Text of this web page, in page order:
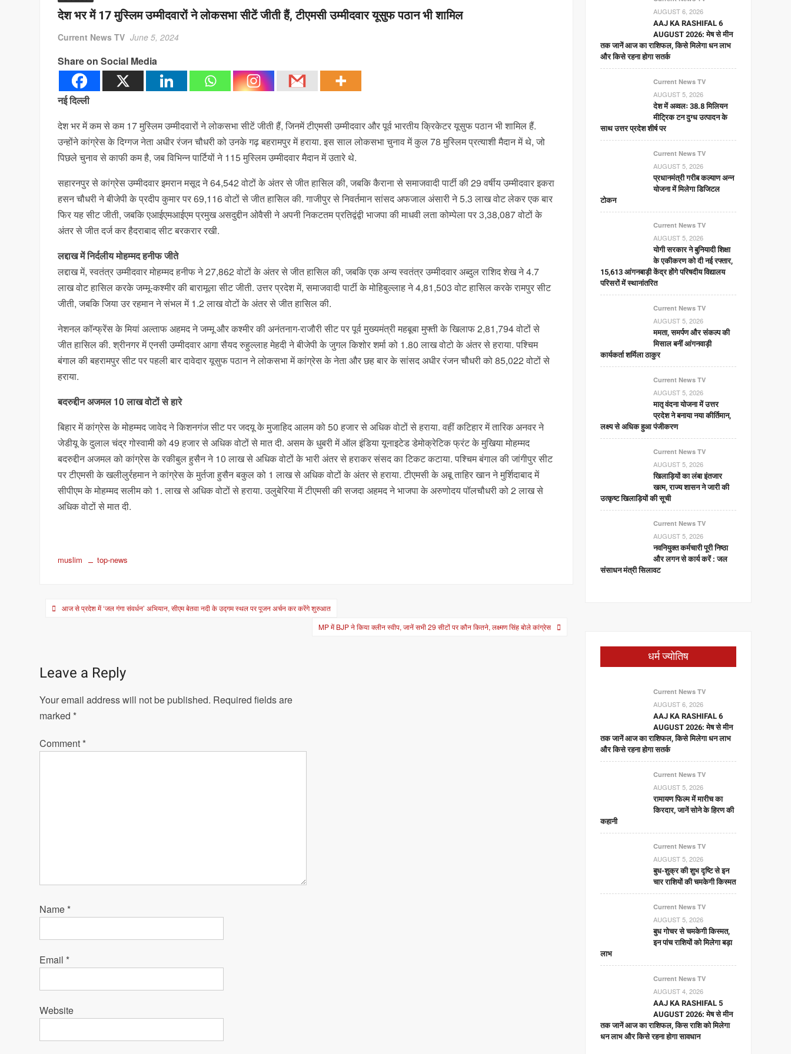
देश भर में 17 मुस्लिम उम्मीदवारों ने लोकसभा सीटें जीती हैं, टीएमसी उम्मीदवार यूसुफ पठान भी शामिल
Current News TV June 5, 2024
Share on Social Media
नई दिल्ली
देश भर में कम से कम 17 मुस्लिम उम्मीदवारों ने लोकसभा सीटें जीती हैं, जिनमें टीएमसी उम्मीदवार और पूर्व भारतीय क्रिकेटर यूसुफ पठान भी शामिल हैं.
उन्होंने कांग्रेस के दिग्गज नेता अधीर रंजन चौधरी को उनके गढ़ बहरामपुर में हराया. इस साल लोकसभा चुनाव में कुल 78 मुस्लिम प्रत्याशी मैदान में थे, जो
पिछले चुनाव से काफी कम है, जब विभिन्न पार्टियों ने 115 मुस्लिम उम्मीदवार मैदान में उतारे थे.
सहारनपुर से कांग्रेस उम्मीदवार इमरान मसूद ने 64,542 वोटों के अंतर से जीत हासिल की, जबकि कैराना से समाजवादी पार्टी की 29 वर्षीय उम्मीदवार इकरा
हसन चौधरी ने बीजेपी के प्रदीप कुमार पर 69,116 वोटों से जीत हासिल की. गाजीपुर से निवर्तमान सांसद अफजाल अंसारी ने 5.3 लाख वोट लेकर एक बार
फिर यह सीट जीती, जबकि एआईएमआईएम प्रमुख असदुद्दीन ओवैसी ने अपनी निकटतम प्रतिद्वंद्वी भाजपा की माधवी लता कोम्पेला पर 3,38,087 वोटों के
अंतर से जीत दर्ज कर हैदराबाद सीट बरकरार रखी.
लद्दाख में निर्दलीय मोहम्मद हनीफ जीते
लद्दाख में, स्वतंत्र उम्मीदवार मोहम्मद हनीफ ने 27,862 वोटों के अंतर से जीत हासिल की, जबकि एक अन्य स्वतंत्र उम्मीदवार अब्दुल राशिद शेख ने 4.7
लाख वोट हासिल करके जम्मू-कश्मीर की बारामूला सीट जीती. उत्तर प्रदेश में, समाजवादी पार्टी के मोहिबुल्लाह ने 4,81,503 वोट हासिल करके रामपुर सीट
जीती, जबकि जिया उर रहमान ने संभल में 1.2 लाख वोटों के अंतर से जीत हासिल की.
नेशनल कॉन्फ्रेंस के मियां अल्ताफ अहमद ने जम्मू और कश्मीर की अनंतनाग-राजौरी सीट पर पूर्व मुख्यमंत्री महबूबा मुफ्ती के खिलाफ 2,81,794 वोटों से
जीत हासिल की. श्रीनगर में एनसी उम्मीदवार आगा सैयद रुहुल्लाह मेहदी ने बीजेपी के जुगल किशोर शर्मा को 1.80 लाख वोटो के अंतर से हराया. पश्चिम
बंगाल की बहरामपुर सीट पर पहली बार दावेदार यूसुफ पठान ने लोकसभा में कांग्रेस के नेता और छह बार के सांसद अधीर रंजन चौधरी को 85,022 वोटों से
हराया.
बदरुद्दीन अजमल 10 लाख वोटों से हारे
बिहार में कांग्रेस के मोहम्मद जावेद ने किशनगंज सीट पर जदयू के मुजाहिद आलम को 50 हजार से अधिक वोटों से ह​राया. वहीं ​कटिहार में तारिक अनवर ने
जेडीयू के दुलाल चंद्र गोस्वामी को 49 हजार से अधिक वोटों से मात दी. असम के धुबरी में ऑल इंडिया यूनाइटेड डेमोक्रेटिक फ्रंट के मुखिया मोहम्मद
बदरुद्दीन अजमल को कांग्रेस के रकीबुल हुसैन ने 10 लाख से अधिक वोटों के भारी अंतर से हराकर संसद का टिकट कटाया. पश्चिम बंगाल की जांगीपुर सीट
पर टीएमसी के खलीलुर्रहमान ने कांग्रेस के मुर्तजा हुसैन बकुल को 1 लाख से अधिक वोटों के अंतर से हराया. टीएमसी के अबू ताहिर खान ने मुर्शिदाबाद में
सीपीएम के मोहम्मद सलीम को 1. लाख से अधिक वोटों से हराया. उलुबेरिया में टीएमसी की सजदा अहमद ने भाजपा के अरुणोदय पॉलचौधरी को 2 लाख से
अधिक वोटों से मात दी.
muslim top-news
Post
आज से प्रदेश में ‘जल गंगा संवर्धन’ अभियान, सीएम बेतवा नदी के उद्गम स्थल पर पूजन अर्चन कर करेंगे शुरुआत
MP में BJP ने किया क्लीन स्वीप, जानें सभी 29 सीटों पर कौन कितने, लक्ष्मण सिंह बोले कांग्रेस
Leave a Reply
Your email address will not be published. Required fields are
marked *
Comment *
Name *
Email *
Website
AUGUST 6, 2026
AAJ KA RASHIFAL 6
AUGUST 2026: मेष से मीन
तक जानें आज का राशिफल, किसे मिलेगा धन लाभ
और किसे रहना होगा सतर्क
Current News TV
AUGUST 5, 2026
देश में अव्वलः 38.8 मिलियन
मीट्रिक टन दुग्ध उत्पादन के
साथ उत्तर प्रदेश शीर्ष पर
Current News TV
AUGUST 5, 2026
प्रधानमंत्री गरीब कल्याण अन्न
योजना में मिलेगा डिजिटल
टोकन
Current News TV
AUGUST 5, 2026
योगी सरकार ने बुनियादी शिक्षा
के एकीकरण को दी नई रफ्तार,
15,613 आंगनबाड़ी केंद्र होंगे परिषदीय विद्यालय
परिसरों में स्थानांतरित
Current News TV
AUGUST 5, 2026
ममता, समर्पण और संकल्प की
मिसाल बनीं आंगनवाड़ी
कार्यकर्ता शर्मिला ठाकुर
Current News TV
AUGUST 5, 2026
मातृ वंदना योजना में उत्तर
प्रदेश ने बनाया नया कीर्तिमान,
लक्ष्य से अधिक हुआ पंजीकरण
Current News TV
AUGUST 5, 2026
खिलाड़ियों का लंबा इंतजार
खत्म, राज्य शासन ने जारी की
उत्कृष्ट खिलाड़ियों की सूची
Current News TV
AUGUST 5, 2026
नवनियुक्त कर्मचारी पूरी निष्ठा
और लगन से कार्य करें : जल
संसाधन मंत्री सिलावट
धर्म ज्योतिष
Current News TV
AUGUST 6, 2026
AAJ KA RASHIFAL 6
AUGUST 2026: मेष से मीन
तक जानें आज का राशिफल, किसे मिलेगा धन लाभ
और किसे रहना होगा सतर्क
Current News TV
AUGUST 5, 2026
रामायण फिल्म में मारीच का
किरदार, जानें सोने के हिरण की
कहानी
Current News TV
AUGUST 5, 2026
बुध-शुक्र की शुभ दृष्टि से इन
चार राशियों की चमकेगी किस्मत
Current News TV
AUGUST 5, 2026
बुध गोचर से चमकेगी किस्मत,
इन पांच राशियों को मिलेगा बड़ा
लाभ
Current News TV
AUGUST 4, 2026
AAJ KA RASHIFAL 5
AUGUST 2026: मेष से मीन
तक जानें आज का राशिफल, किस राशि को मिलेगा
धन लाभ और किसे रहना होगा सावधान